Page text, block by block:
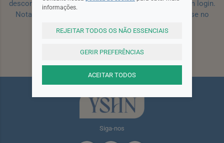
desconto para a sua próxima encomenda efetuada com login.
Nota: Para receber o cupão deverá primeiro registar-se no
Registar
Siga-nos
informações.
REJEITAR TODOS OS NÃO ESSENCIAIS
GERIR PREFERÊNCIAS
ACEITAR TODOS